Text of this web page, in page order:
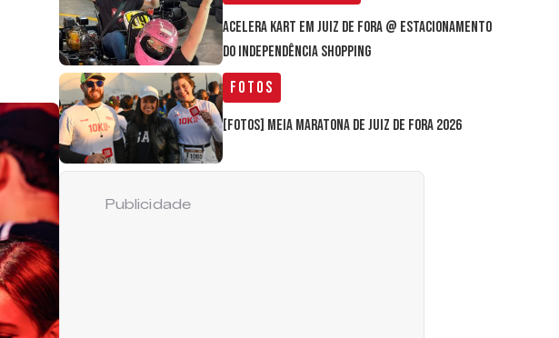
Acelera Kart em Juiz de Fora @ estacionamento
do Independência Shopping
Fotos
[FOTOS] Meia Maratona de Juiz de Fora 2026
Publicidade